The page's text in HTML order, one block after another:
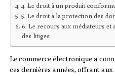
4. Le droit à un produit
5. Le droit à la protection des
6. Le recours aux médiateurs
des litiges
Le commerce électronique a
ces dernières années, offrant